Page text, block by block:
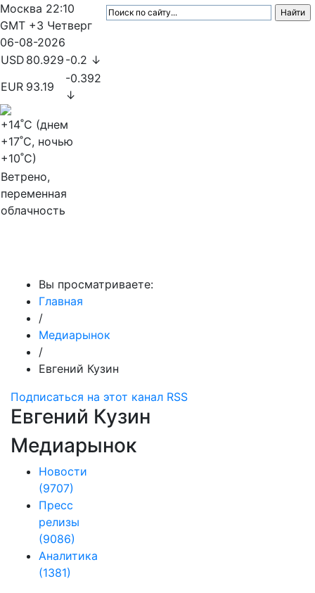
Москва 22:10
GMT +3 Четверг
06-08-2026
USD 80.929 -0.2 ↓
EUR 93.19
-0.392
↓
+14˚C (днем
+17˚C, ночью
+10˚C)
Ветрено,
переменная
облачность
Вы просматриваете:
Главная
/
Медиарынок
/
Евгений Кузин
Подписаться на этот канал RSS
Евгений Кузин
Медиарынок
Новости
(9707)
Пресс
релизы
(9086)
Аналитика
(1381)